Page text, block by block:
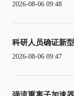
2026-08-06 09:48
科研人员确证新
2026-08-06 09:47